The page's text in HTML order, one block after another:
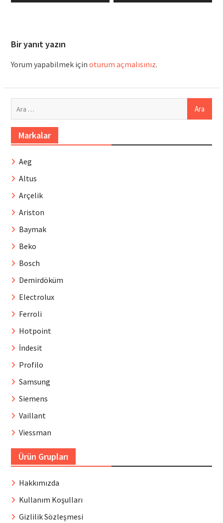
Bir yanıt yazın
Yorum yapabilmek için oturum açmalısınız.
Markalar
Aeg
Altus
Arçelik
Ariston
Baymak
Beko
Bosch
Demirdöküm
Electrolux
Ferroli
Hotpoint
İndesit
Profilo
Samsung
Siemens
Vaillant
Viessman
Ürün Grupları
Hakkımızda
Kullanım Koşulları
Gizlilik Sözleşmesi